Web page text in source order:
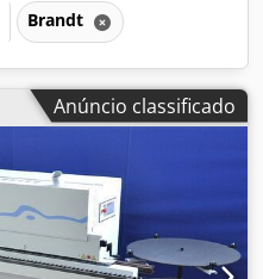
Brandt
Anúncio classificado